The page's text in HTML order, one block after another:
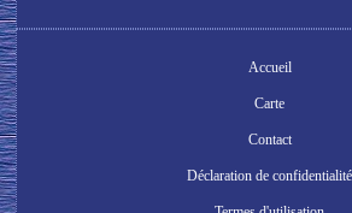
Accueil
Carte
Contact
Déclaration de confidentialité